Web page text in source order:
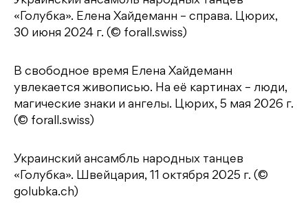
«Голубка». Елена Хайдеманн – справа. Цюрих,
30 июня 2024 г. (© forall.swiss)
В свободное время Елена Хайдеманн
увлекается живописью. На её картинах – люди,
магические знаки и ангелы. Цюрих, 5 мая 2026 г.
(© forall.swiss)
Украинский ансамбль народных танцев
«Голубка». Швейцария, 11 октября 2025 г. (©
golubka.ch)